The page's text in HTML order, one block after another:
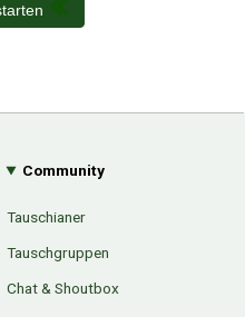
Community
Tauschianer
Tauschgruppen
Chat & Shoutbox